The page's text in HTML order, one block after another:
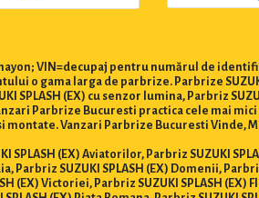
VIN=decupaj pentru numărul de
o gama larga de parbrize. Parbrize
SPLASH (EX) cu senzor lumina, Parbriz
Parbrize Bucuresti practica cele mai
Vanzari Parbrize Bucuresti Vinde,
(EX) Aviatorilor, Parbriz SUZUKI
Parbriz SUZUKI SPLASH (EX) Domenii,
(EX) Victoriei, Parbriz SUZUKI SPLASH (EX)